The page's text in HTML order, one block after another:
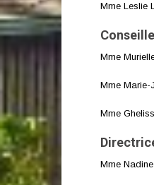
Mme Leslie
Mme
Mme Marie-
Mme
Mme